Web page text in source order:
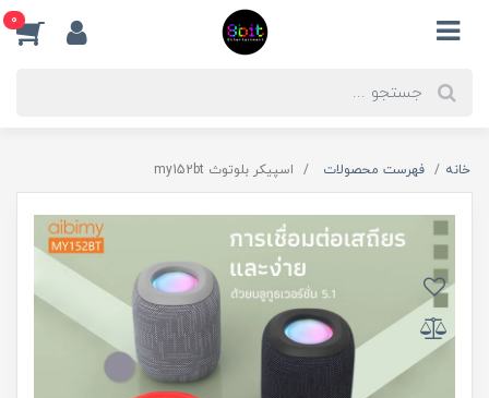
0
خانه فهرست محصولات اسپیکر بلوتوث my152bt